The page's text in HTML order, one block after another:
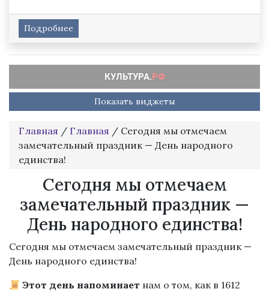
Подробнее
Показать виджеты
Главная / Главная / Сегодня мы отмечаем
замечательный праздник — День народного
единства!
Сегодня мы отмечаем
замечательный праздник —
День народного единства!
Сегодня мы отмечаем замечательный праздник —
День народного единства!
Этот день напоминает нам о том, как в 1612